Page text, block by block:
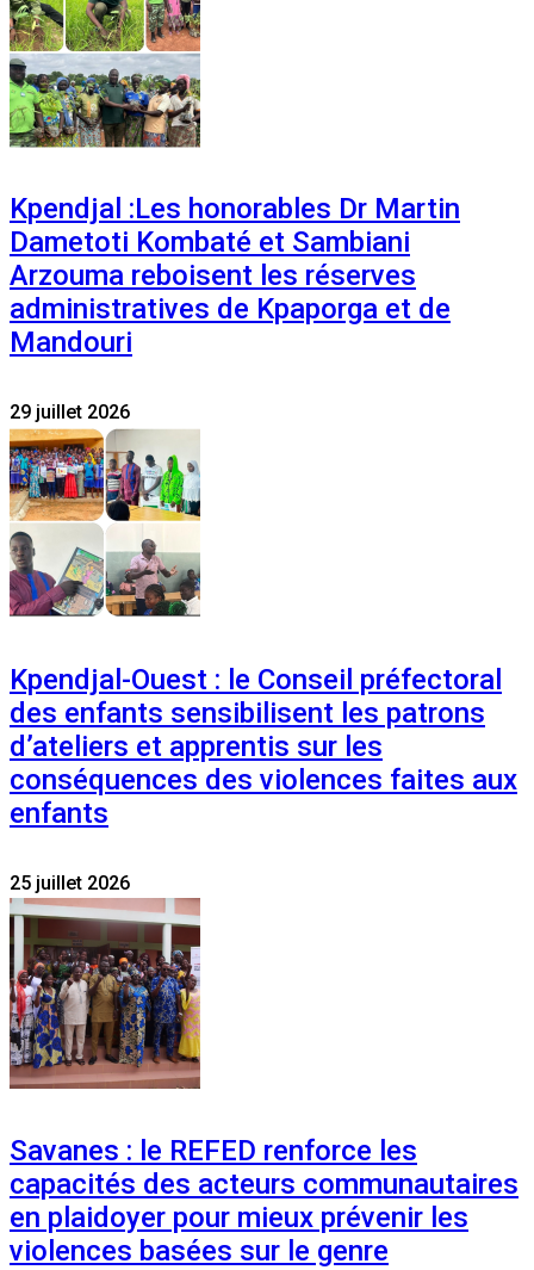
Kpendjal :Les honorables Dr Martin
Dametoti Kombaté et Sambiani
Arzouma reboisent les réserves
administratives de Kpaporga et de
Mandouri
29 juillet 2026
Kpendjal-Ouest : le Conseil préfectoral
des enfants sensibilisent les patrons
d’ateliers et apprentis sur les
conséquences des violences faites aux
enfants
25 juillet 2026
Savanes : le REFED renforce les
capacités des acteurs communautaires
en plaidoyer pour mieux prévenir les
violences basées sur le genre